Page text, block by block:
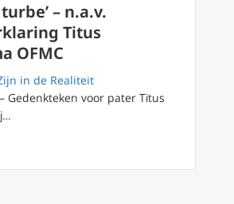
– n.a.v.
Titus
OFMC
in de Realiteit
Gedenkteken voor pater Titus
‘Nada te turbe’ – n.a.v.